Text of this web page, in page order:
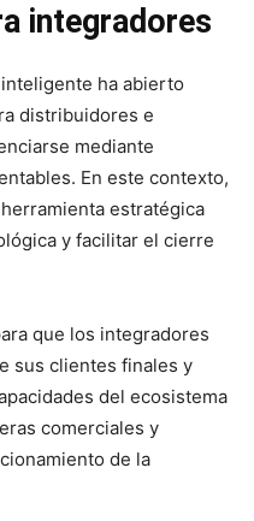
integradores
ha abierto
distribuidores e
mediante
En este contexto,
estratégica
y facilitar el cierre
que los integradores
sus clientes finales y
del ecosistema
comerciales y
de la